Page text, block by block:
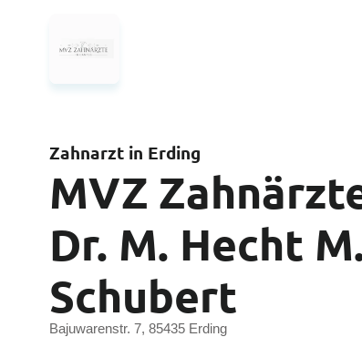
Zahnarzt in Erding
MVZ
Dr. M. Hecht
Schubert
Bajuwarenstr. 7, 85435 Erding